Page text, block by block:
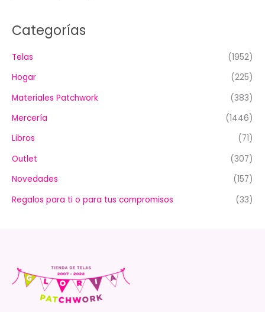
Categorías
Telas
(1952)
Hogar
(225)
Materiales Patchwork
(383)
Mercería
(1446)
Libros
(71)
Outlet
(307)
Novedades
(157)
Regalos para ti o para tus compromisos
(33)